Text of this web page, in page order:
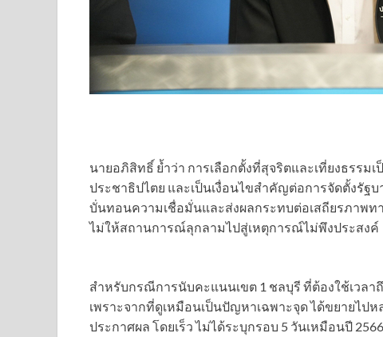
นายอภิสิทธิ์ ย้ำว่า การเลือกตั้งที่สุจริตและเที่ยงธรร
ประชาธิปไตย และเป็นเงื่อนไขสำคัญต่อการจัดตั้งรัฐ
บั่นทอนความเชื่อมั่นและส่งผลกระทบต่อเสถียรภาพท
ไม่ให้สถานการณ์ลุกลามไปสู่เหตุการณ์ไม่พึงประสงค์
สำหรับกรณีการนับคะแนนเขต 1 ชลบุรี ที่ต้องใช้เวลา
เพราะจากที่ดูเหมือนเป็นปัญหาเฉพาะจุด ได้ขยายไป
ประกาศผล โดยเร็ว ไม่ได้ระบุกรอบ 5 วันเหมือนปี